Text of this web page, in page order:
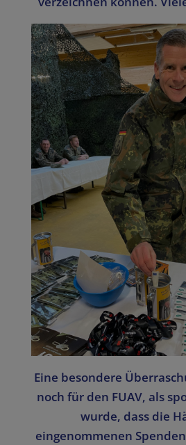
Eine besondere
noch für den FUAV, als
wurde, dass die
eingenommenen